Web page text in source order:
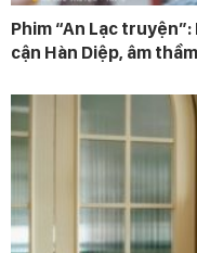
Phim “An Lạc
cận Hàn Diệp, âm